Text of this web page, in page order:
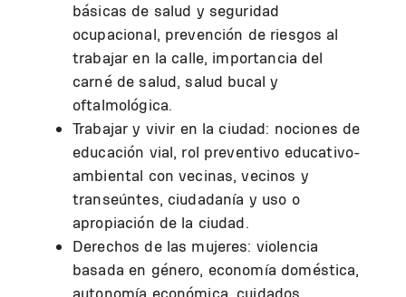
básicas de salud y seguridad
ocupacional, prevención de riesgos al
trabajar en la calle, importancia del
carné de salud, salud bucal y
oftalmológica.
Trabajar y vivir en la ciudad: nociones de
educación vial, rol preventivo educativo-
ambiental con vecinas, vecinos y
transeúntes, ciudadanía y uso o
apropiación de la ciudad.
Derechos de las mujeres: violencia
basada en género, economía doméstica,
autonomía económica, cuidados,